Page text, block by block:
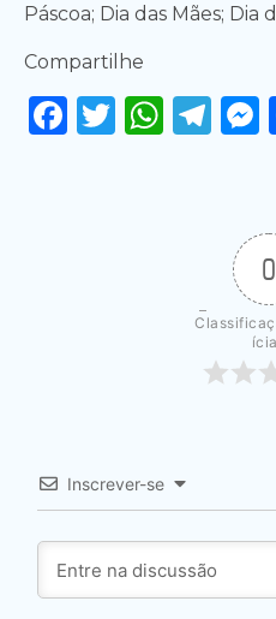
Páscoa; Dia das Mães; Dia
Compartilhe
Facebook
Twitter
0
Inscrever-se